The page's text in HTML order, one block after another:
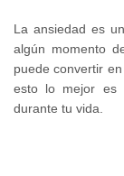
La ansiedad es
algún momento
puede convertir
esto lo mejor es
durante tu vida.